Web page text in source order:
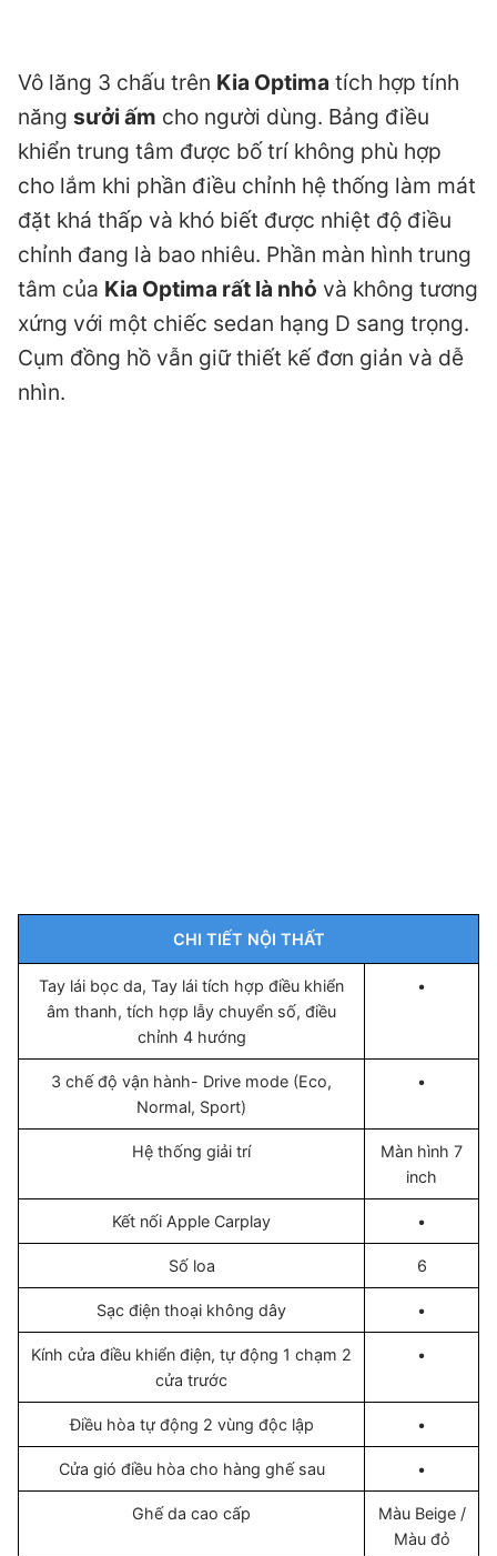
Vô lăng 3 chấu trên Kia Optima tích hợp tính
năng sưởi ấm cho người dùng. Bảng điều
khiển trung tâm được bố trí không phù hợp
cho lắm khi phần điều chỉnh hệ thống làm mát
đặt khá thấp và khó biết được nhiệt độ điều
chỉnh đang là bao nhiêu. Phần màn hình trung
tâm của Kia Optima rất là nhỏ và không tương
xứng với một chiếc sedan hạng D sang trọng.
Cụm đồng hồ vẫn giữ thiết kế đơn giản và dễ
nhìn.
CHI TIẾT NỘI THẤT
Tay lái bọc da, Tay lái tích hợp điều khiển
âm thanh, tích hợp lẫy chuyển số, điều
chỉnh 4 hướng
•
3 chế độ vận hành- Drive mode (Eco,
Normal, Sport)
•
Hệ thống giải trí
Màn hình 7
inch
Kết nối Apple Carplay •
Số loa 6
Sạc điện thoại không dây •
Kính cửa điều khiển điện, tự động 1 chạm 2
cửa trước
•
Điều hòa tự động 2 vùng độc lập •
Cửa gió điều hòa cho hàng ghế sau •
Ghế da cao cấp
Màu Beige /
Màu đỏ